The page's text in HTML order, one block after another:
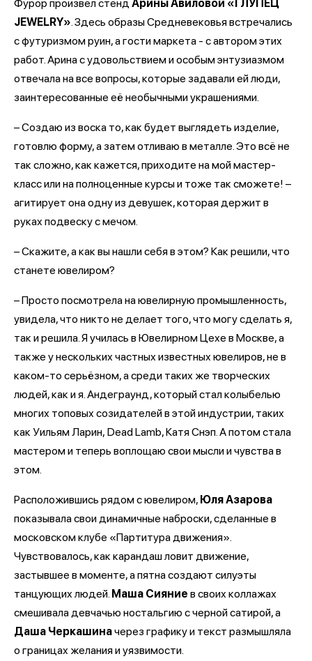
Фурор произвел стендАрины Авиловой «ГЛУПЕЦ
JEWELRY». Здесь образы Средневековья встречались
с футуризмом руин, а гости маркета - с автором этих
работ. Арина с удовольствием и особым энтузиазмом
отвечала на все вопросы, которые задавали ей люди,
заинтересованные её необычными украшениями.
– Создаю из воска то, как будет выглядеть изделие,
готовлю форму, а затем отливаю в металле. Это всё не
так сложно, как кажется, приходите на мой мастер-
класс или на полноценные курсы и тоже так сможете! –
агитирует она одну из девушек, которая держит в
руках подвеску с мечом.
– Скажите, а как вы нашли себя в этом? Как решили, что
станете ювелиром?
– Просто посмотрела на ювелирную промышленность,
увидела, что никто не делает того, что могу сделать я,
так и решила. Я училась в Ювелирном Цехе в Москве, а
также у нескольких частных известных ювелиров, не в
каком-то серьёзном, а среди таких же творческих
людей, как и я. Андеграунд, который стал колыбелью
многих топовых созидателей в этой индустрии, таких
как Уильям Ларин, Dead Lamb, Катя Снэп. А потом стала
мастером и теперь воплощаю свои мысли и чувства в
этом.
Расположившись рядом с ювелиром, Юля Азарова
показывала свои динамичные наброски, сделанные в
московском клубе «Партитура движения».
Чувствовалось, как карандаш ловит движение,
застывшее в моменте, а пятна создают силуэты
танцующих людей. Маша Сияние в своих коллажах
смешивала девчачью ностальгию с черной сатирой, а
Даша Черкашиначерез графику и текст размышляла
о границах желания и уязвимости.